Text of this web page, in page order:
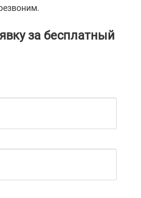
за бесплатный